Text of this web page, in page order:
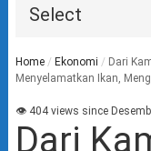
Select
Home / Ekonomi / Dari
Menyelamatkan Ikan,
👁 404 views since
Dari